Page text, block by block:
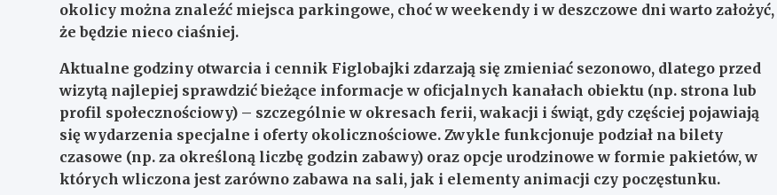
okolicy można znaleźć miejsca parkingowe, choć w weekendy i w deszczowe dni warto założyć,
że będzie nieco ciaśniej.
Aktualne godziny otwarcia i cennik Figlobajki zdarzają się zmieniać sezonowo, dlatego przed
wizytą najlepiej sprawdzić bieżące informacje w oficjalnych kanałach obiektu (np. strona lub
profil społecznościowy) – szczególnie w okresach ferii, wakacji i świąt, gdy częściej pojawiają
się wydarzenia specjalne i oferty okolicznościowe. Zwykle funkcjonuje podział na bilety
czasowe (np. za określoną liczbę godzin zabawy) oraz opcje urodzinowe w formie pakietów, w
których wliczona jest zarówno zabawa na sali, jak i elementy animacji czy poczęstunku.